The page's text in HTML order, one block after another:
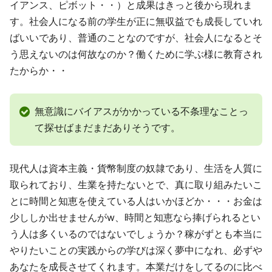
イアンス、ピボット・・）と成果はきっと後から現れま
す。社会人になる前の学生が正に無収益でも成長していれ
ばいいであり、普通のことなのですが、社会人になるとそ
う思えないのは何故なのか？働くために学ぶ様に教育され
たからか・・
無意識にバイアスがかかっている不条理なことっ
て探せばまだまだありそうです。
現代人は資本主義・貨幣制度の奴隷であり、生活を人質に
取られており、生業を持たないとで、真に取り組みたいこ
とに時間と知恵を使えている人はいかほどか・・・お金は
少ししか出せませんがw、時間と知恵なら捧げられるとい
う人は多くいるのではないでしょうか？稼がずとも本当に
やりたいことの実践からの学びは深く夢中になれ、必ずや
あなたを成長させてくれます。本業だけをしてるのに比べ